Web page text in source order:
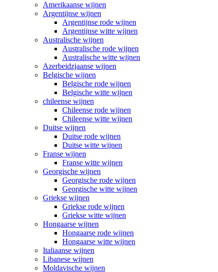
Amerikaanse wijnen
Argentijnse wijnen
Argentijnse rode wijnen
Argentijnse witte wijnen
Australische wijnen
Australische rode wijnen
Australische witte wijnen
Azerbeidzjaanse wijnen
Belgische wijnen
Belgische rode wijnen
Belgische witte wijnen
chileense wijnen
Chileense rode wijnen
Chileense witte wijnen
Duitse wijnen
Duitse rode wijnen
Duitse witte wijnen
Franse wijnen
Franse witte wijnen
Georgische wijnen
Georgische rode wijnen
Georgische witte wijnen
Griekse wijnen
Griekse rode wijnen
Griekse witte wijnen
Hongaarse wijnen
Hongaarse rode wijnen
Hongaarse witte wijnen
Italiaanse wijnen
Libanese wijnen
Moldavische wijnen